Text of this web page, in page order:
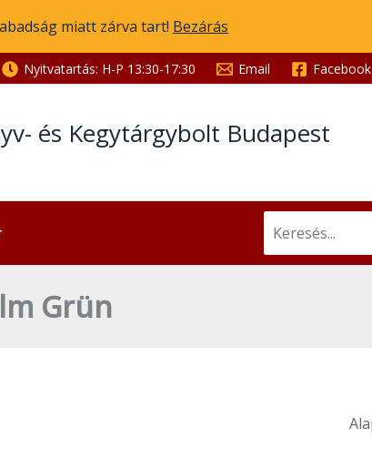
miatt zárva tart! Bezárás
Nyitvatartás: H-P 13:30-17:30 Email Facebook
és Kegytárgybolt Budapest
for:
Grün